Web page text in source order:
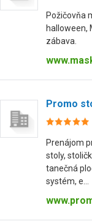
Požičovňa
halloween,
zábava.
Promo
Prenájom
stoly,
tanečná
systém, e...